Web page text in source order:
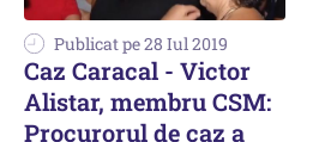
Publicat pe 28 Iul 2019
Caz Caracal - Victor
Alistar, membru CSM:
Procurorul de caz a